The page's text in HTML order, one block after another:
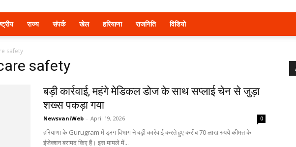
राज्य संपर्क खेल हरियाणा राजनिति विडियो
safety
safety
बड़ी कार्रवाई, महंगे मेडिकल डोज के साथ सप्लाई चेन से जुड़ा
शख्स पकड़ा गया
NewsvaniWeb - April 19, 2026 0
हरियाणा के Gurugram में ड्रग विभाग ने बड़ी कार्रवाई करते हुए करीब 70 लाख रुपये कीमत के
इंजेक्शन बरामद किए हैं। इस मामले में...